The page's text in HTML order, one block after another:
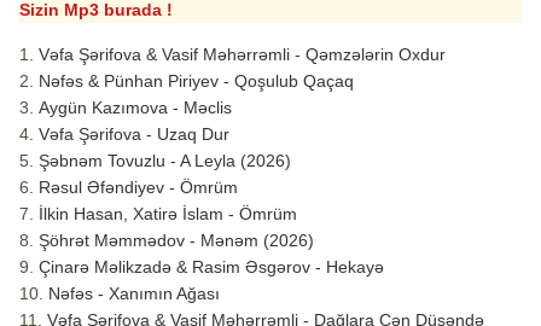
Sizin Mp3 burada !
Vəfa Şərifova & Vasif Məhərrəmli - Qəmzələrin Oxdur
Nəfəs & Pünhan Piriyev - Qoşulub Qaçaq
Aygün Kazımova - Məclis
Vəfa Şərifova - Uzaq Dur
Şəbnəm Tovuzlu - A Leyla (2026)
Rəsul Əfəndiyev - Ömrüm
İlkin Hasan, Xatirə İslam - Ömrüm
Şöhrət Məmmədov - Mənəm (2026)
Çinarə Məlikzadə & Rasim Əsgərov - Hekayə
Nəfəs - Xanımın Ağası
Vəfa Şərifova & Vasif Məhərrəmli - Dağlara Çən Düşəndə